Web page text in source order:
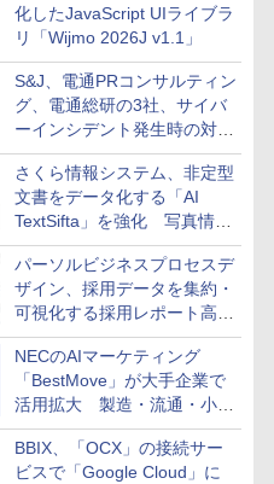
化したJavaScript UIライブラ
リ「Wijmo 2026J v1.1」
S&J、電通PRコンサルティン
グ、電通総研の3社、サイバ
ーインシデント発生時の対応
と危機管理広報を一体的に訓
練するプログラムを提供
さくら情報システム、非定型
文書をデータ化する「AI
TextSifta」を強化 写真情報
のデータ化などに対応
パーソルビジネスプロセスデ
ザイン、採用データを集約・
可視化する採用レポート高速
化サービスを提供
NECのAIマーケティング
「BestMove」が大手企業で
活用拡大 製造・流通・小売
企業・広告代理店などが実装
フェーズへ
BBIX、「OCX」の接続サー
ビスで「Google Cloud」に